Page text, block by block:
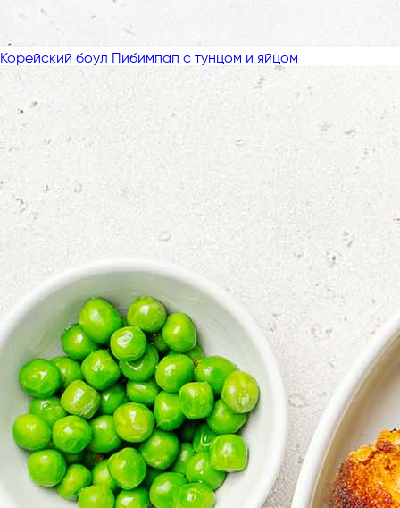
Корейский боул Пибимпап с тунцом и яйцом